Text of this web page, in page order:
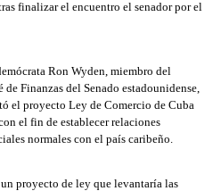
finalizar el encuentro el senador por el
proyecto de ley que levantaría las